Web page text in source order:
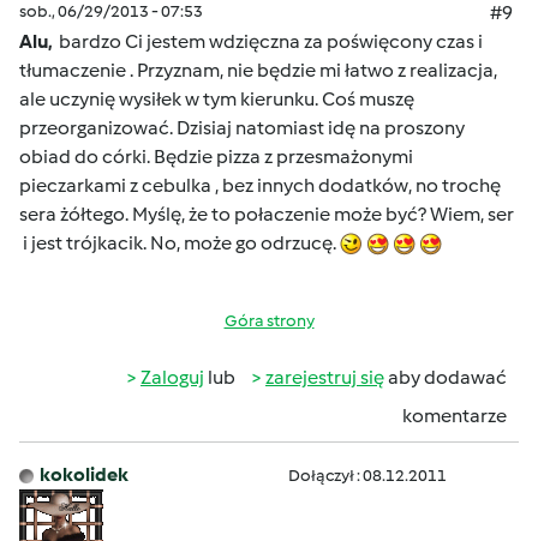
sob., 06/29/2013 - 07:53
#9
Alu, bardzo Ci jestem wdzięczna za poświęcony czas i
tłumaczenie . Przyznam, nie będzie mi łatwo z realizacja,
ale uczynię wysiłek w tym kierunku. Coś muszę
przeorganizować. Dzisiaj natomiast idę na proszony
obiad do córki. Będzie pizza z przesmażonymi
pieczarkami z cebulka , bez innych dodatków, no trochę
sera żółtego. Myślę, że to połaczenie może być? Wiem, ser
i jest trójkacik. No, może go odrzucę.
Góra strony
Zaloguj lub zarejestruj sięaby dodawać
komentarze
kokolidek Dołączył : 08.12.2011